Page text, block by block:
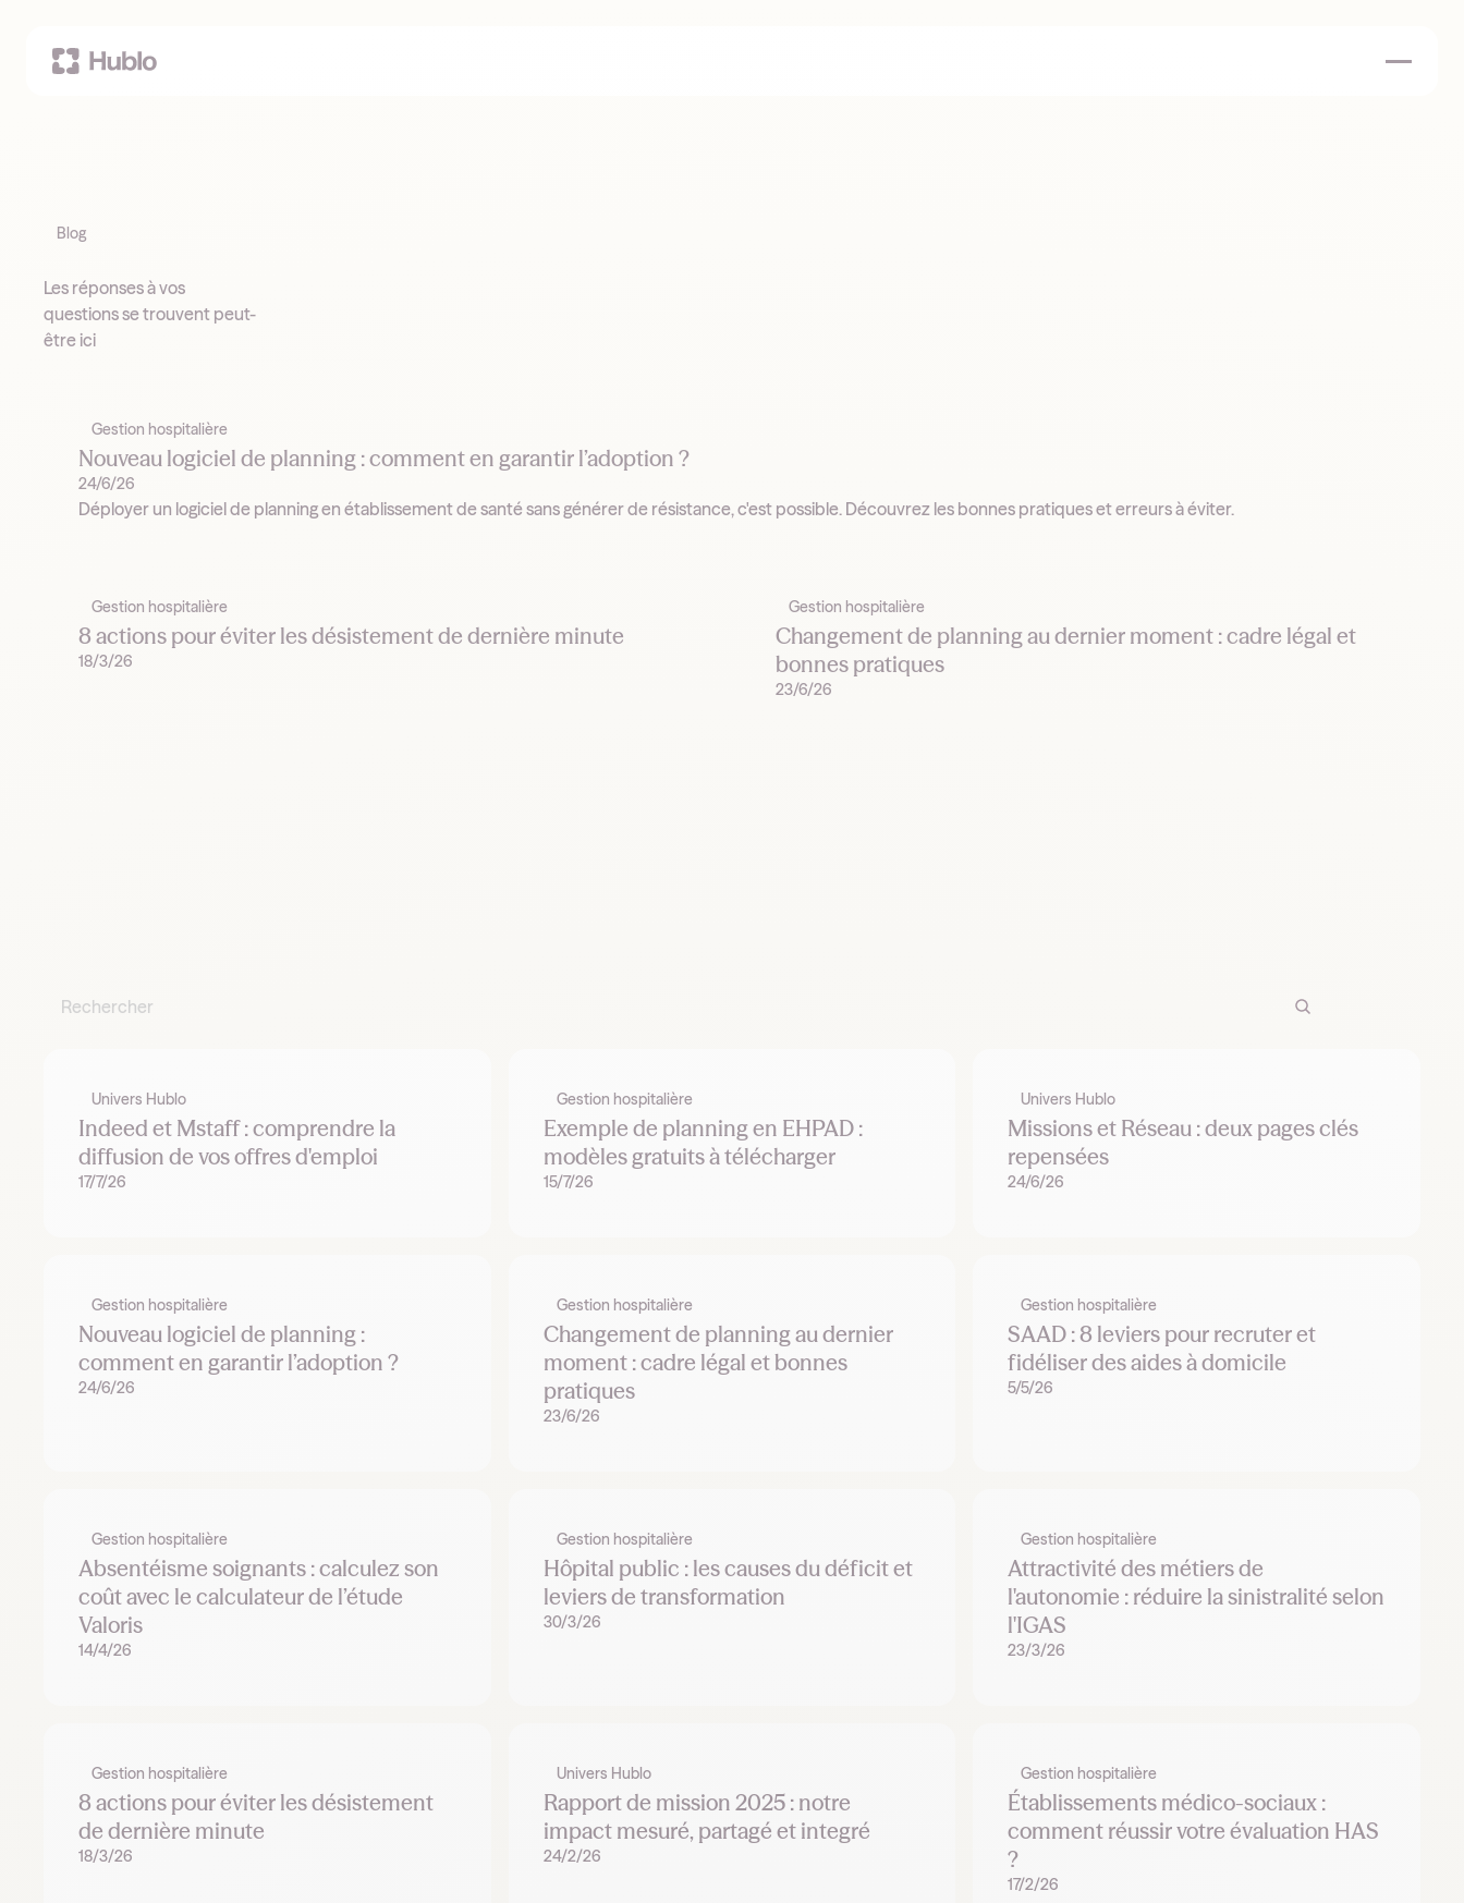
Blog
Les réponses à vos
questions se trouvent peut-
être ici
Gestion hospitalière
Nouveau logiciel de planning : comment en garantir l’adoption ?
24/6/26
Déployer un logiciel de planning en établissement de santé sans générer de résistance, c'est possible. Découvrez les bonnes pratiques et erreurs à éviter.
Gestion hospitalière
8 actions pour éviter les désistement de dernière minute
18/3/26
Gestion hospitalière
Changement de planning au dernier moment : cadre légal et
bonnes pratiques
23/6/26
Univers Hublo
Indeed et Mstaff : comprendre la
diffusion de vos offres d'emploi
17/7/26
Gestion hospitalière
Exemple de planning en EHPAD :
modèles gratuits à télécharger
15/7/26
Univers Hublo
Missions et Réseau : deux pages clés
repensées
24/6/26
Gestion hospitalière
Nouveau logiciel de planning :
comment en garantir l’adoption ?
24/6/26
Gestion hospitalière
Changement de planning au dernier
moment : cadre légal et bonnes
pratiques
23/6/26
Gestion hospitalière
SAAD : 8 leviers pour recruter et
fidéliser des aides à domicile
5/5/26
Gestion hospitalière
Absentéisme soignants : calculez son
coût avec le calculateur de l’étude
Valoris
14/4/26
Gestion hospitalière
Hôpital public : les causes du déficit et
leviers de transformation
30/3/26
Gestion hospitalière
Attractivité des métiers de
l'autonomie : réduire la sinistralité selon
l'IGAS
23/3/26
Gestion hospitalière
8 actions pour éviter les désistement
de dernière minute
18/3/26
Univers Hublo
Rapport de mission 2025 : notre
impact mesuré, partagé et integré
24/2/26
Gestion hospitalière
Établissements médico-sociaux :
comment réussir votre évaluation HAS
?
17/2/26